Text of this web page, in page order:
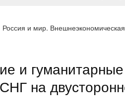
Россия и мир.
и
на